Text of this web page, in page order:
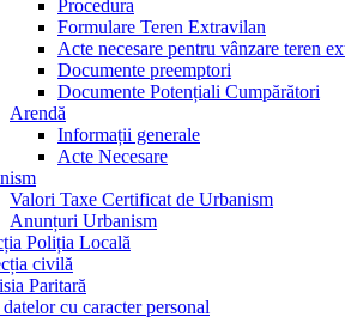
Procedura
Formulare Teren Extravilan
Acte necesare pentru vânzare teren
Documente preemptori
Documente Potențiali Cumpărători
Arendă
Informații generale
Acte Necesare
Valori Taxe Certificat de Urbanism
Anunțuri Urbanism
Poliția Locală
civilă
Paritară
cu caracter personal